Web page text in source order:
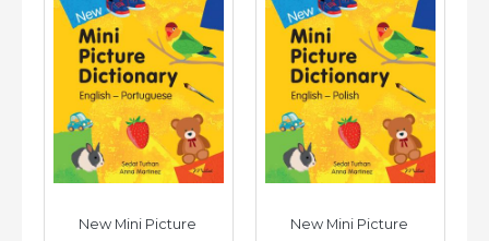
New Mini Picture
New Mini Picture